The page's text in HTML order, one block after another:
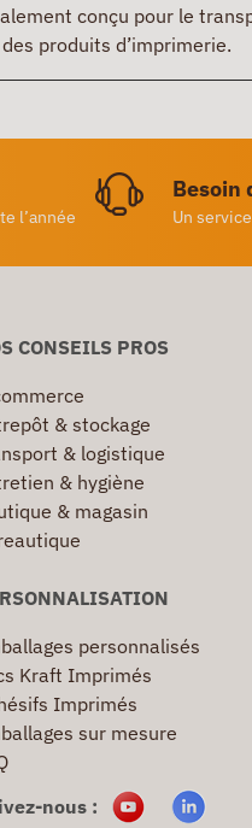
conçu pour le
des produits d’imprimerie.
l’année
Besoin
Un
CONSEILS PROS
& stockage
& logistique
& hygiène
& magasin
personnalisés
Kraft Imprimés
Imprimés
sur mesure
nous :